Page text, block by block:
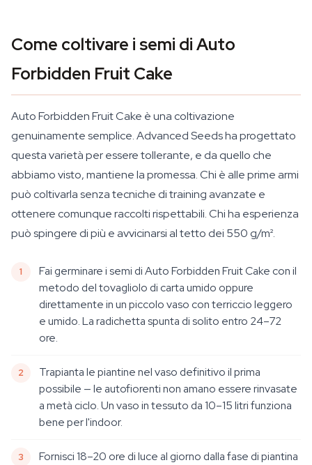
Come coltivare i semi di Auto
Forbidden Fruit Cake
Auto Forbidden Fruit Cake è una coltivazione
genuinamente semplice. Advanced Seeds ha progettato
questa varietà per essere tollerante, e da quello che
abbiamo visto, mantiene la promessa. Chi è alle prime armi
può coltivarla senza tecniche di training avanzate e
ottenere comunque raccolti rispettabili. Chi ha esperienza
può spingere di più e avvicinarsi al tetto dei 550 g/m².
Fai germinare i semi di Auto Forbidden Fruit Cake con il
metodo del tovagliolo di carta umido oppure
direttamente in un piccolo vaso con terriccio leggero
e umido. La radichetta spunta di solito entro 24–72
ore.
Trapianta le piantine nel vaso definitivo il prima
possibile — le autofiorenti non amano essere rinvasate
a metà ciclo. Un vaso in tessuto da 10–15 litri funziona
bene per l'indoor.
Fornisci 18–20 ore di luce al giorno dalla fase di piantina